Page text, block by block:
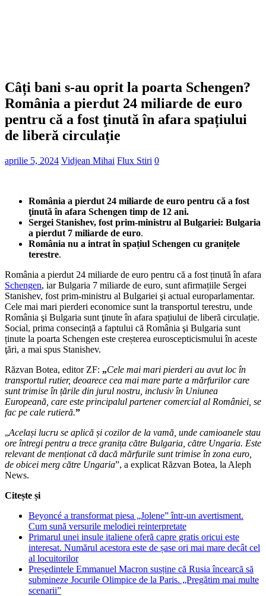
Câți bani s-au oprit la poarta Schengen?
România a pierdut 24 miliarde de euro
pentru că a fost ţinută în afara spațiului
de liberă circulație
aprilie 5, 2024 Vidjean Mihai Flux Stiri 0
România a pierdut 24 miliarde de euro pentru că a fost
ţinută în afara Schengen timp de 12 ani.
Sergei Stanishev, fost prim-ministru al Bulgariei: Bulgaria
a pierdut 7 miliarde de euro.
România nu a intrat în spațiul Schengen cu granițele
terestre.
România a pierdut 24 miliarde de euro pentru că a fost ținută în afara
Schengen, iar Bulgaria 7 miliarde de euro, sunt afirmațiile Sergei
Stanishev, fost prim-ministru al Bulgariei şi actual europarlamentar.
Cele mai mari pierderi economice sunt la transportul terestru, unde
România şi Bulgaria sunt ţinute în afara spațiului de liberă circulație.
Social, prima consecință a faptului că România şi Bulgaria sunt
ținute la poarta Schengen este creșterea euroscepticismului în aceste
ţări, a mai spus Stanishev.
Răzvan Botea, editor ZF: „Cele mai mari pierderi au avut loc în
transportul rutier, deoarece cea mai mare parte a mărfurilor care
sunt trimise în țările din jurul nostru, inclusiv în Uniunea
Europeană, care este principalul partener comercial al României, se
fac pe cale rutieră.”
„Același lucru se aplică și cozilor de la vamă, unde camioanele stau
ore întregi pentru a trece granița către Bulgaria, către Ungaria. Este
relevant de menționat că dacă mărfurile sunt trimise în zona euro,
de obicei merg către Ungaria”, a explicat Răzvan Botea, la Aleph
News.
Citește și
Beyoncé a transformat piesa „Jolene” într-un avertisment.
Cum sună versurile melodiei reinterpretate
Primarul unei insule italiene oferă capre gratis oricui este
interesat. Numărul acestora este de șase ori mai mare decât cel
al locuitorilor
Președintele Emmanuel Macron susține că Rusia încearcă să
submineze Jocurile Olimpice de la Paris. „Pregătim mai multe
scenarii”